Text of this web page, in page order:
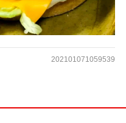
202101071059539